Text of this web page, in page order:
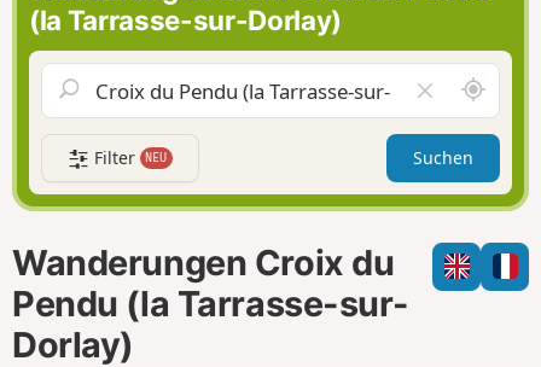
d
o
a
v
g
a
t
i
n
(la Tarrasse-sur-Dorlay)
e
l
d
l
e
e
e
S
c
h
u
m
i
h
Filter NEU Suchen
Wanderungen Croix du
Pendu (la Tarrasse-sur-
Dorlay)